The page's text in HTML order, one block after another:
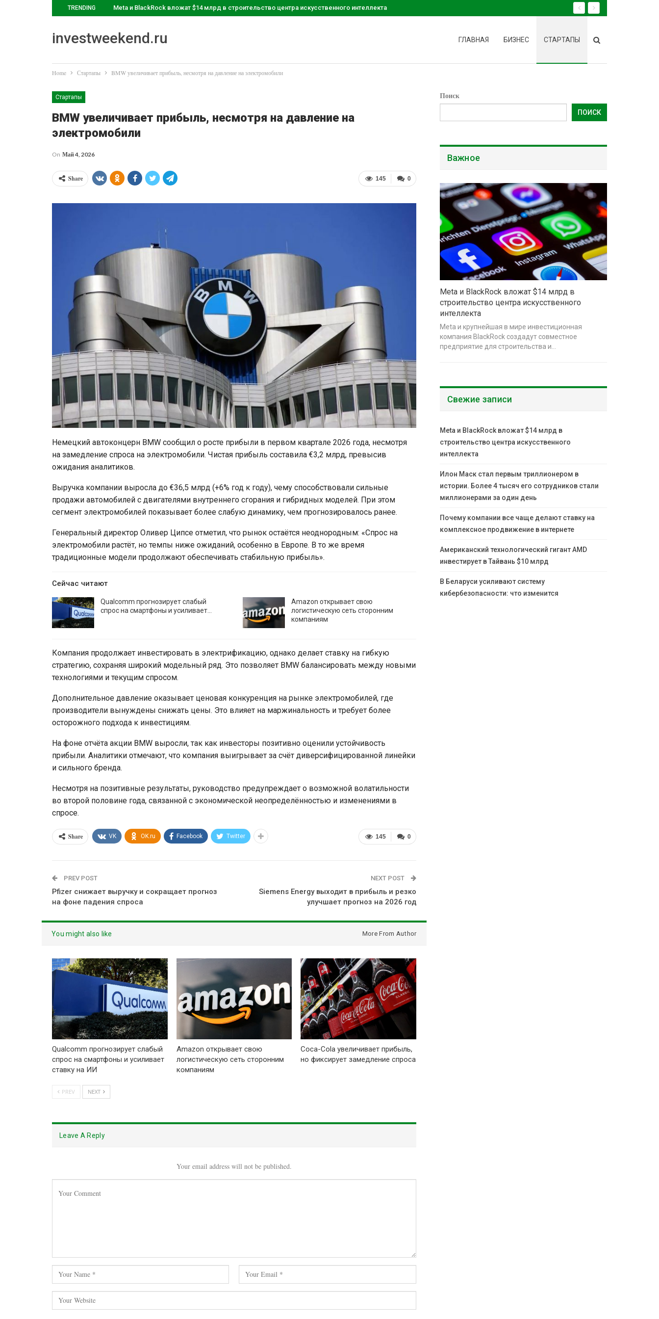
TRENDING Meta и BlackRock вложат $14 млрд в строительство центра искусственного интеллекта
investweekend.ru ГЛАВНАЯ БИЗНЕС СТАРТАПЫ
Home Стартапы BMW увеличивает прибыль, несмотря на давление на электромобили
Стартапы
BMW увеличивает прибыль, несмотря на давление на
электромобили
On Май 4, 2026
0
145
Share
Немецкий автоконцерн BMW сообщил о росте прибыли в первом квартале 2026 года, несмотря
на замедление спроса на электромобили. Чистая прибыль составила €3,2 млрд, превысив
ожидания аналитиков.
Выручка компании выросла до €36,5 млрд (+6% год к году), чему способствовали сильные
продажи автомобилей с двигателями внутреннего сгорания и гибридных моделей. При этом
сегмент электромобилей показывает более слабую динамику, чем прогнозировалось ранее.
Генеральный директор Оливер Ципсе отметил, что рынок остаётся неоднородным: «Спрос на
электромобили растёт, но темпы ниже ожиданий, особенно в Европе. В то же время
традиционные модели продолжают обеспечивать стабильную прибыль».
Сейчас читают
Qualcomm прогнозирует слабый
спрос на смартфоны и усиливает…
Amazon открывает свою
логистическую сеть сторонним
компаниям
Компания продолжает инвестировать в электрификацию, однако делает ставку на гибкую
стратегию, сохраняя широкий модельный ряд. Это позволяет BMW балансировать между новыми
технологиями и текущим спросом.
Дополнительное давление оказывает ценовая конкуренция на рынке электромобилей, где
производители вынуждены снижать цены. Это влияет на маржинальность и требует более
осторожного подхода к инвестициям.
На фоне отчёта акции BMW выросли, так как инвесторы позитивно оценили устойчивость
прибыли. Аналитики отмечают, что компания выигрывает за счёт диверсифицированной линейки
и сильного бренда.
Несмотря на позитивные результаты, руководство предупреждает о возможной волатильности
во второй половине года, связанной с экономической неопределённостью и изменениями в
спросе.
0
145
Share VK OK.ru Facebook Twitter
PREV POST
Pfizer снижает выручку и сокращает прогноз
на фоне падения спроса
NEXT POST
Siemens Energy выходит в прибыль и резко
улучшает прогноз на 2026 год
You might also like More From Author
Qualcomm прогнозирует слабый
спрос на смартфоны и усиливает
ставку на ИИ
Amazon открывает свою
логистическую сеть сторонним
компаниям
Coca-Cola увеличивает прибыль,
но фиксирует замедление спроса
PREV NEXT
Leave A Reply
Your email address will not be published.
Поиск
ПОИСК
Важное
Meta и BlackRock вложат $14 млрд в
строительство центра искусственного
интеллекта
Meta и крупнейшая в мире инвестиционная
компания BlackRock создадут совместное
предприятие для строительства и…
Свежие записи
Meta и BlackRock вложат $14 млрд в
строительство центра искусственного
интеллекта
Илон Маск стал первым триллионером в
истории. Более 4 тысяч его сотрудников стали
миллионерами за один день
Почему компании все чаще делают ставку на
комплексное продвижение в интернете
Американский технологический гигант AMD
инвестирует в Тайвань $10 млрд
В Беларуси усиливают систему
кибербезопасности: что изменится